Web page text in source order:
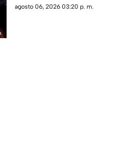
en brazos, mientras disfrutan
agosto 06, 2026 03:20 p. m.